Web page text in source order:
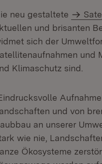
neu gestaltete
und brisanten
sich der
und
Klimaschutz sind.
und von
an unserer
wie nie,
Ökosysteme